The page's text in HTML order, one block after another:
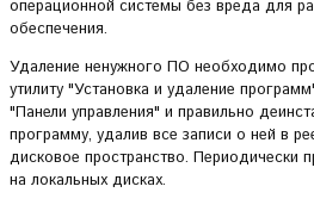
операционной системы без вреда для
обеспечения.
Удаление ненужного ПО необходимо
утилиту "Установка и удаление
"Панели управления" и правильно
программу, удалив все записи о ней в
дисковое пространство. Периодически
на локальных дисках.